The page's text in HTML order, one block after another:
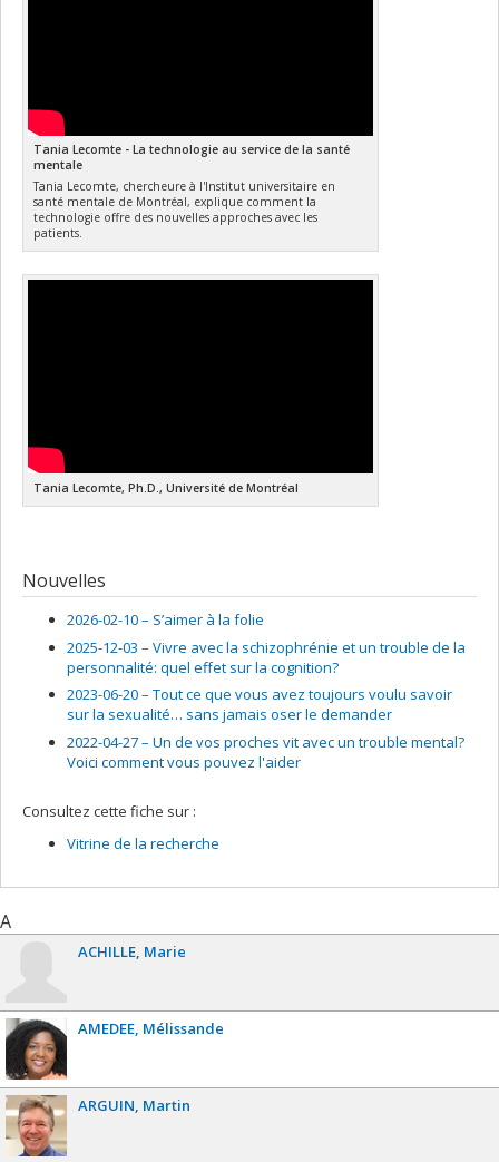
Tania Lecomte - La technologie au service de la santé
mentale
Tania Lecomte, chercheure à l'Institut universitaire en
santé mentale de Montréal, explique comment la
technologie offre des nouvelles approches avec les
patients.
Tania Lecomte, Ph.D., Université de Montréal
Nouvelles
2026-02-10 – S’aimer à la folie
2025-12-03 – Vivre avec la schizophrénie et un trouble de la
personnalité: quel effet sur la cognition?
2023-06-20 – Tout ce que vous avez toujours voulu savoir
sur la sexualité… sans jamais oser le demander
2022-04-27 – Un de vos proches vit avec un trouble mental?
Voici comment vous pouvez l'aider
Consultez cette fiche sur :
Vitrine de la recherche
A
ACHILLE Marie
AMEDEE Mélissande
ARGUIN Martin